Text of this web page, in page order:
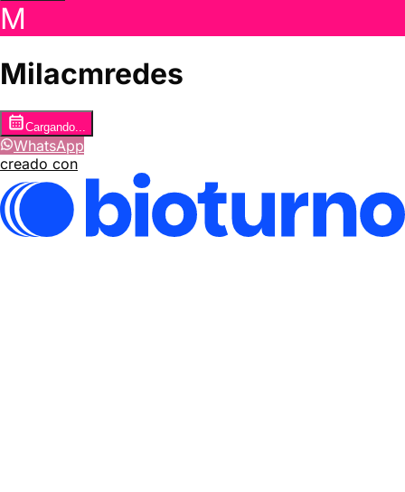
M
Milacmredes
Cargando...
WhatsApp
creado con